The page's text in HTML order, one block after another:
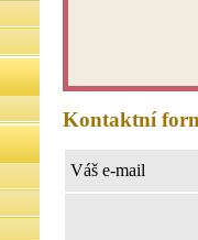
Kontaktní
Váš e-mail